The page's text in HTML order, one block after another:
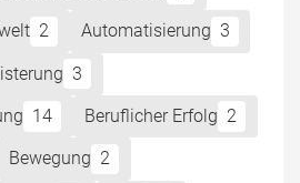
2 Automatisierung 3
3
14 Beruflicher Erfolg 2
Bewegung 2